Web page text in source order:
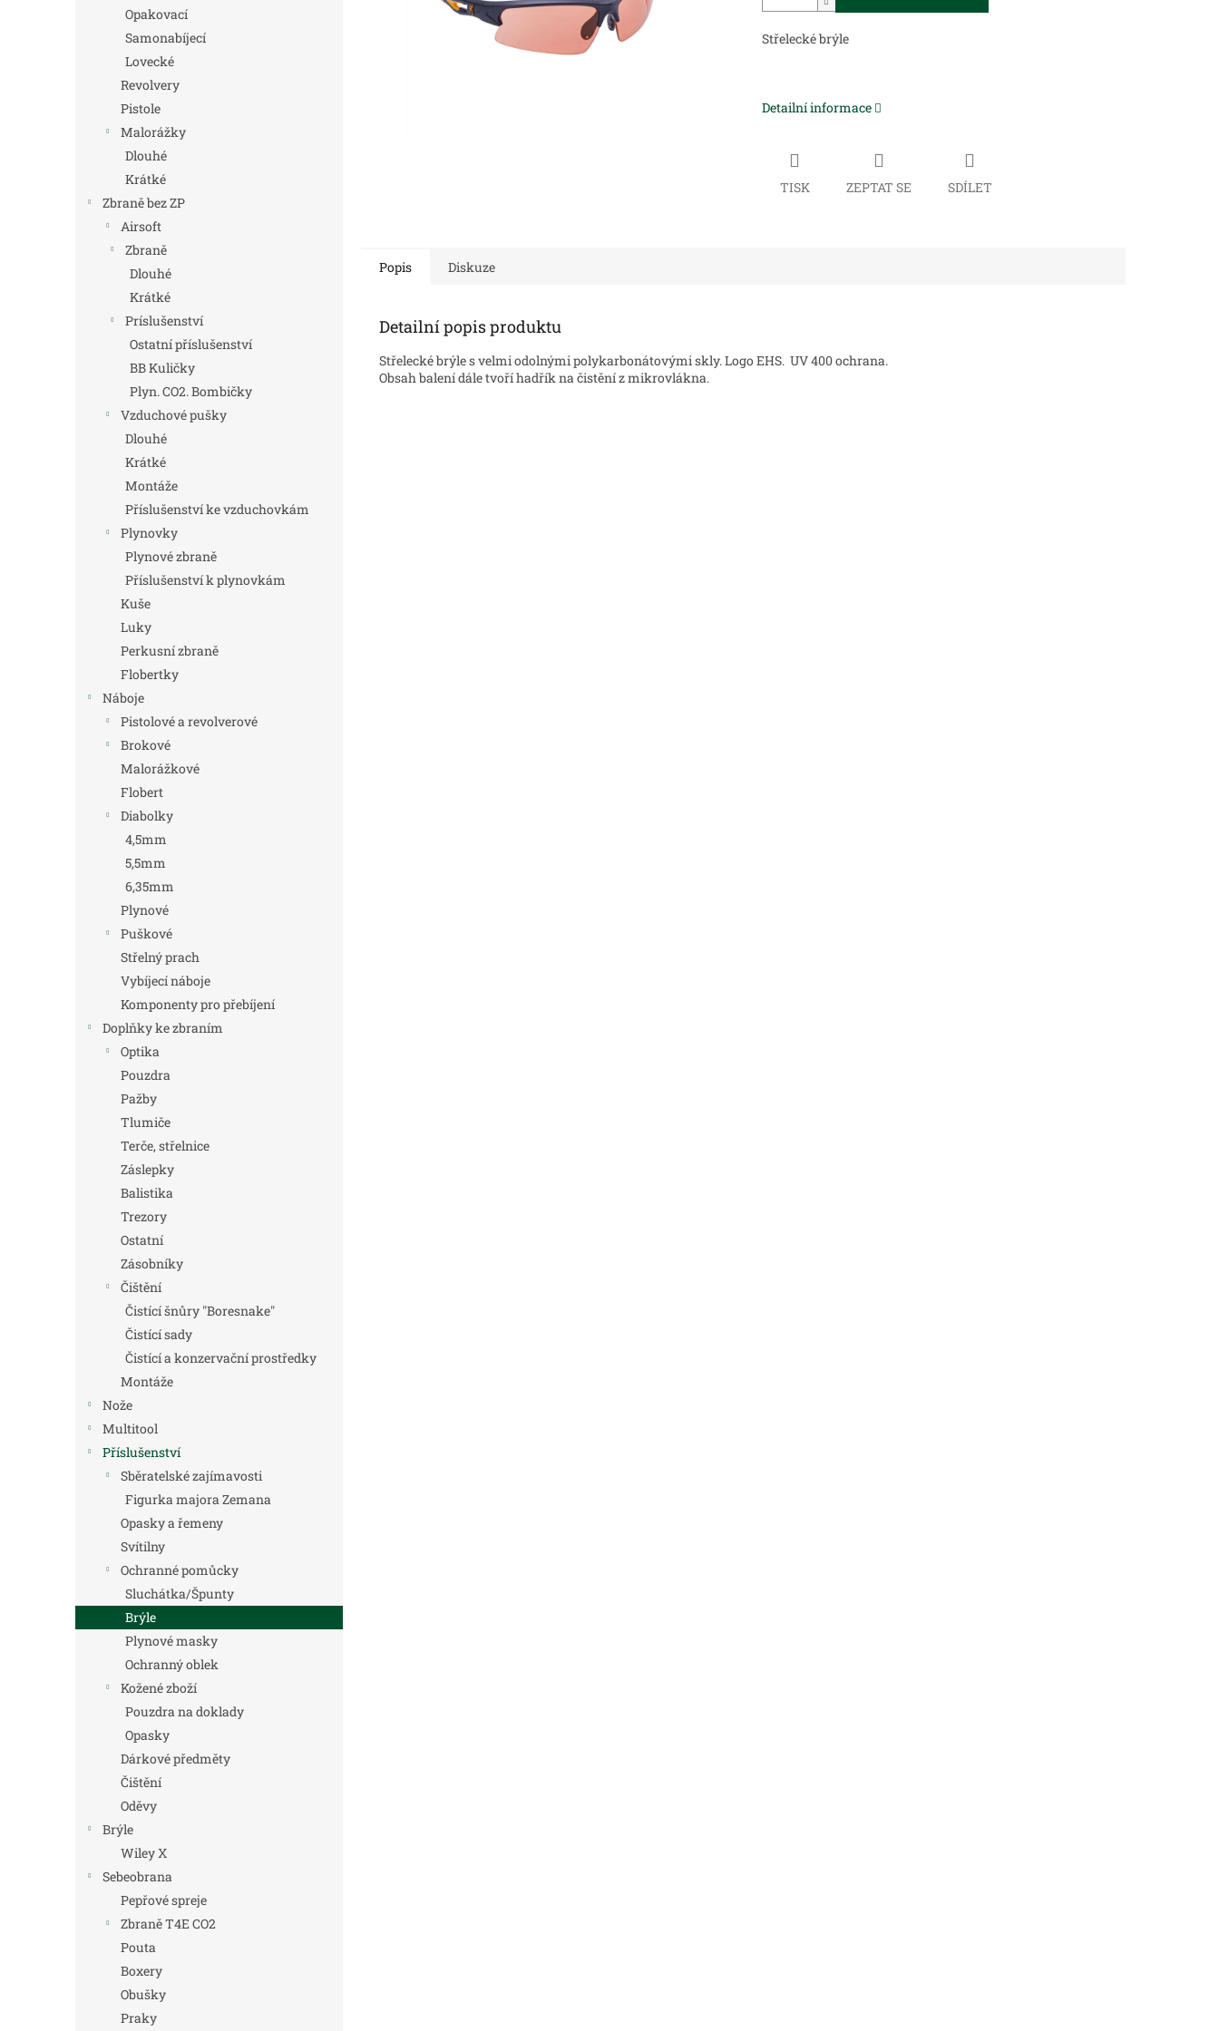
Opakovací
Samonabíjecí
Lovecké
Revolvery
Pistole
Malorážky
Dlouhé
Krátké
Zbraně bez ZP
Airsoft
Zbraně
Dlouhé
Krátké
Príslušenství
Ostatní příslušenství
BB Kuličky
Plyn. CO2. Bombičky
Vzduchové pušky
Dlouhé
Krátké
Montáže
Příslušenství ke vzduchovkám
Plynovky
Plynové zbraně
Příslušenství k plynovkám
Kuše
Luky
Perkusní zbraně
Flobertky
Náboje
Pistolové a revolverové
Brokové
Malorážkové
Flobert
Diabolky
4,5mm
5,5mm
6,35mm
Plynové
Puškové
Střelný prach
Vybíjecí náboje
Komponenty pro přebíjení
Doplňky ke zbraním
Optika
Pouzdra
Pažby
Tlumiče
Terče, střelnice
Záslepky
Balistika
Trezory
Ostatní
Zásobníky
Čištění
Čistící šnůry "Boresnake"
Čistící sady
Čistící a konzervační prostředky
Montáže
Nože
Multitool
Příslušenství
Sběratelské zajímavosti
Figurka majora Zemana
Opasky a řemeny
Svítilny
Ochranné pomůcky
Sluchátka/Špunty
Brýle
Plynové masky
Ochranný oblek
Kožené zboží
Pouzdra na doklady
Opasky
Dárkové předměty
Čištění
Oděvy
Brýle
Wiley X
Sebeobrana
Pepřové spreje
Zbraně T4E CO2
Pouta
Boxery
Obušky
Praky
Střelecké brýle
Detailní informace
TISK ZEPTAT SE SDÍLET
Popis Diskuze
Detailní popis produktu
Střelecké brýle s velmi odolnými polykarbonátovými skly. Logo EHS. UV 400 ochrana.
Obsah balení dále tvoří hadřík na čistění z mikrovlákna.